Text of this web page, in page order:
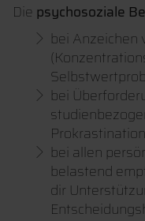
Die psychosoziale
bei Anzeichen
bei
bei allen
belastend
dir